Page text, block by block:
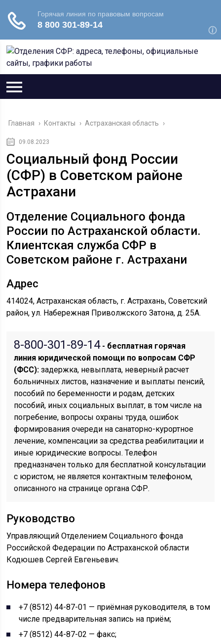
Главная › Контакты › Астраханская область ›
09.08.2023
Социальный фонд России
(СФР) в Советском районе
Астрахани
Отделение Социального фонда
России по Астраханской области.
Клиентская служба СФР в
Советском районе г. Астрахани
Адрес
414024, Астраханская область, г. Астрахань, Советский
район, ул. Набережная Приволжского Затона, д. 25А.
8-800-301-89-14- бесплатная горячая
линия юридической помощи по вопросам CФР
(ФСС): задержка, невыплата, неверный расчет
больничных листов, назначение и выплаты пенсий,
пособий по беременности и родам, детских
пособий, иных социальных выплат, в том числе на
погребение, вопросы охраны труда, ошибок
формирования очереди на санаторно-курортное
лечение, компенсации за средства реабилитации и
иные юридические вопросы. Телефон
предназначен только для бесплатной консультации
с юристом, не является контактным телефоном,
описанного на странице органа СФР.
Руководство
Управляющий Отделением Социального фонда
Российской Федерации по Астраханской области
Кодюшев Сергей Евгеньевич.
Номера телефонов
+7 (8512) 44-87-01 — приёмная руководителя, в том
числе предварительная запись на приём;
+7 (8512) 44-87-02 — факс;